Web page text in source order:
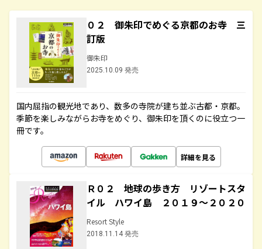
０２ 御朱印でめぐる京都のお寺 三
訂版
御朱印
2025.10.09 発売
国内屈指の観光地であり、数多の寺院が建ち並ぶ古都・京都。
季節を楽しみながらお寺をめぐり、御朱印を頂くのに役立つ一
冊です。
詳細を見る
Ｒ０２ 地球の歩き方 リゾートスタ
イル ハワイ島 ２０１９～２０２０
Resort Style
2018.11.14 発売